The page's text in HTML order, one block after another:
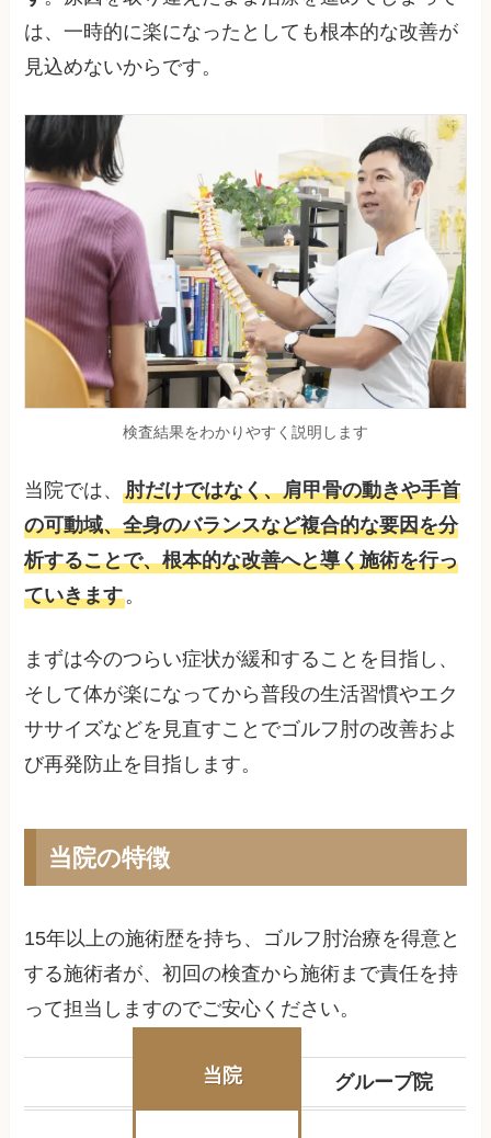
は、一時的に楽になったとしても根本的な改善が
見込めないからです。
検査結果をわかりやすく説明します
当院では、肘だけではなく、肩甲骨の動きや手首
の可動域、全身のバランスなど複合的な要因を分
析することで、根本的な改善へと導く施術を行っ
ていきます。
まずは今のつらい症状が緩和することを目指し、
そして体が楽になってから普段の生活習慣やエク
ササイズなどを見直すことでゴルフ肘の改善およ
び再発防止を目指します。
当院の特徴
15年以上の施術歴を持ち、ゴルフ肘治療を得意と
する施術者が、初回の検査から施術まで責任を持
って担当しますのでご安心ください。
当院 グループ院